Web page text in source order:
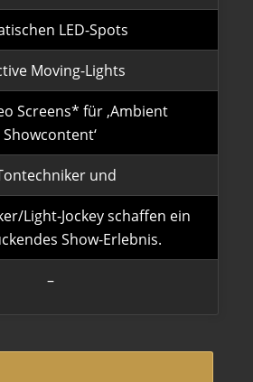
LED-Spots
Moving-Lights
Screens* für ‚Ambient
Showcontent‘
und
Light-Jockey schaffen ein
Show-Erlebnis.
–